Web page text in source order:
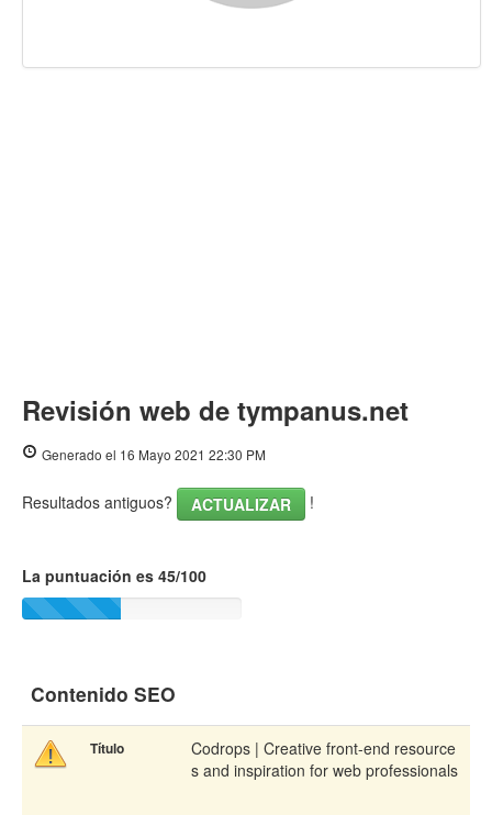
Revisión web de tympanus.net
Generado el 16 Mayo 2021 22:30 PM
Resultados antiguos? ACTUALIZAR !
La puntuación es 45/100
Contenido SEO
Título
Codrops | Creative front-end resource
s and inspiration for web professionals